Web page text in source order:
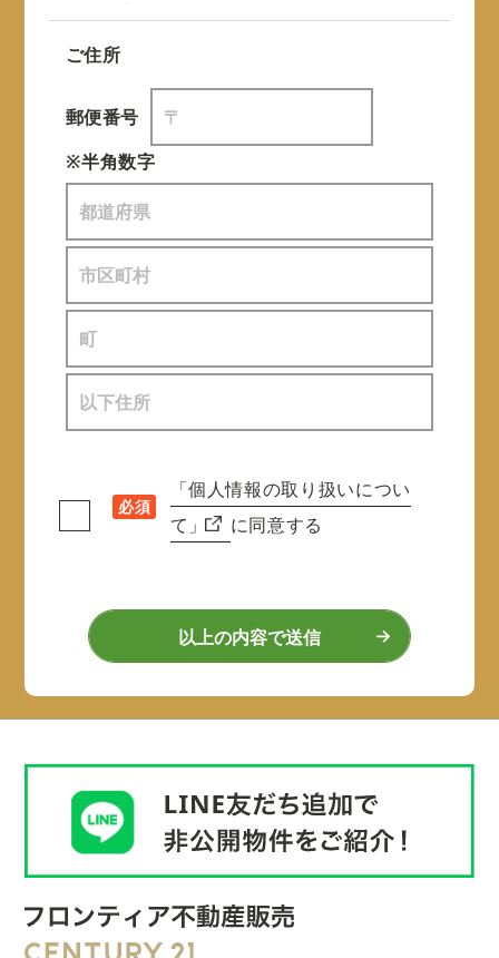
ご住所
郵便番号
※半角数字
必須
「個人情報の取り扱いについ
て」
に同意する
以上の内容で送信